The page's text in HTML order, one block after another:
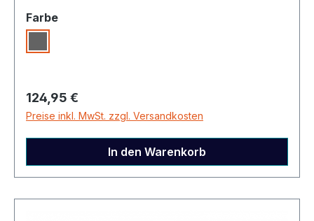
Farbe Grau Gewicht 1,6 kg Sonstiges
werkzeuglose Montage am MonekyLaod-T
Adapter (inkl.) auf Gepäckträger (ab Modell
Anleingurt, Sitzkissen für Hunde Artikelnummer
230000151
Farbeauswählen
Grau
Regulärer Preis:
124,95 €
Preise inkl. MwSt. zzgl. Versandkosten
In den Warenkorb